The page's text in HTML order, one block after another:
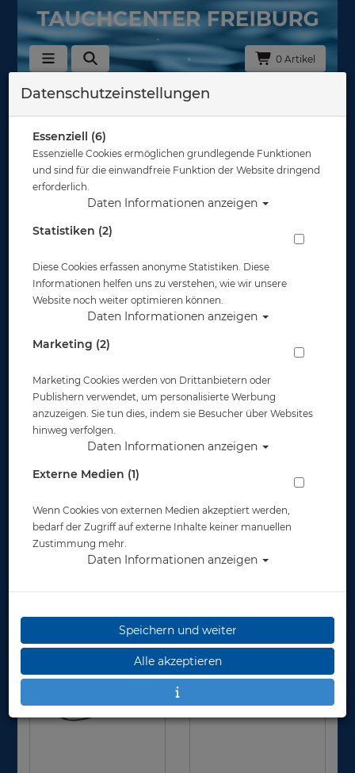
0 Artikel
Tarierjackets - Flaschengurte &
Befestigungsbänder
Hersteller
Sortierung :
Cylinder Kit
89,95 €
LOCK Flaschengurt
Jackets (BC911128)
79,95 €
Datenschutzeinstellungen
Essenziell (6)
Essenzielle Cookies ermöglichen grundlegende Funktionen
und sind für die einwandfreie Funktion der Website dringend
erforderlich.
Daten Informationen anzeigen
Statistiken (2)
Diese Cookies erfassen anonyme Statistiken. Diese
Informationen helfen uns zu verstehen, wie wir unsere
Website noch weiter optimieren können.
Daten Informationen anzeigen
Marketing (2)
Marketing Cookies werden von Drittanbietern oder
Publishern verwendet, um personalisierte Werbung
anzuzeigen. Sie tun dies, indem sie Besucher über Websites
hinweg verfolgen.
Daten Informationen anzeigen
Externe Medien (1)
Wenn Cookies von externen Medien akzeptiert werden,
bedarf der Zugriff auf externe Inhalte keiner manuellen
Zustimmung mehr.
Daten Informationen anzeigen
Speichern und weiter
Alle akzeptieren